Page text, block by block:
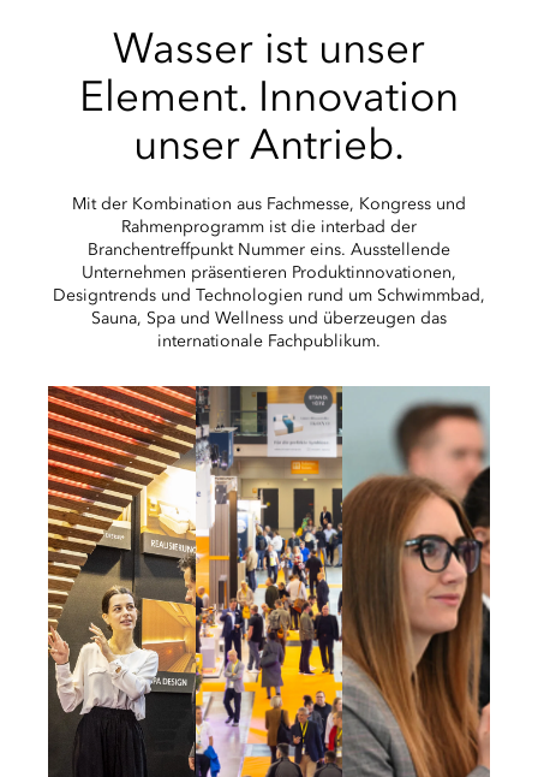
Wasser ist unser
Element. Innovation
unser Antrieb.
Mit der Kombination aus Fachmesse, Kongress und
Rahmenprogramm ist die interbad der
Branchentreffpunkt Nummer eins. Ausstellende
Unternehmen präsentieren Produktinnovationen,
Designtrends und Technologien rund um Schwimmbad,
Sauna, Spa und Wellness und überzeugen das
internationale Fachpublikum.